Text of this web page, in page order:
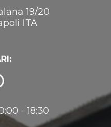
19/20
ITA
- 18:30